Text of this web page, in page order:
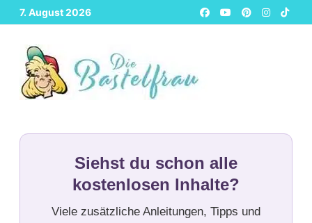
Zurück
zum
Inhalt
7. August 2026
Siehst du schon alle
kostenlosen Inhalte?
Viele zusätzliche Anleitungen, Tipps und